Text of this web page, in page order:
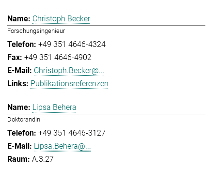
Christoph Becker
Forschungsingenieur
+49 351 4646-4324
+49 351 4646-4902
Christoph.Becker@...
Publikationsreferenzen
Lipsa Behera
Doktorandin
+49 351 4646-3127
Lipsa.Behera@...
A.3.27